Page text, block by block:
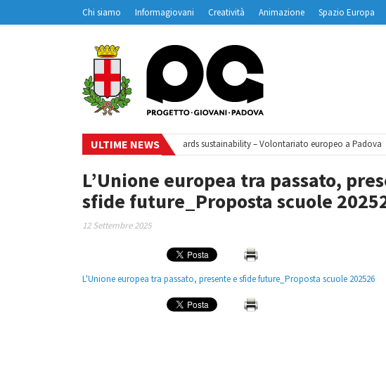
Chi siamo Informagiovani Creatività Animazione Spazio Europa
Contatti
Padovanet
ULTIME NEWS
Your small steps towards sustainability – Volontariato europeo a Padova
L’Unione europea tra passato,
sfide future_Proposta scuole
12 Settembre 2025
L'Unione europea tra passato, presente e sfide future_Proposta scuole 202526